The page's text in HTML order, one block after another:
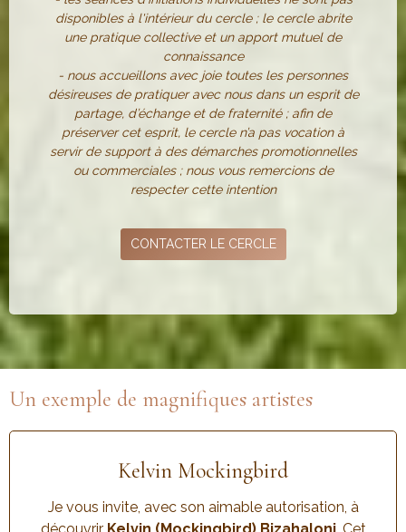
disponibles à l'intérieur du cercle ; le cercle abrite
une pratique collective et un apport mutuel de
connaissance
- nous accueillons avec joie toutes les personnes
désireuses de pratiquer avec nous dans un esprit de
partage, d’échange et de fraternité ; afin de
préserver cet esprit, le cercle n’a pas vocation à
servir de support à des démarches promotionnelles
ou commerciales ; nous vous remercions de
respecter cette intention
CONTACTER LE CERCLE
Un exemple de magnifiques artistes
Kelvin Mockingbird
Je vous invite, avec son aimable autorisation, à